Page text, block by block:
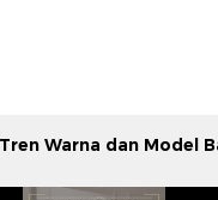
Warna dan Model